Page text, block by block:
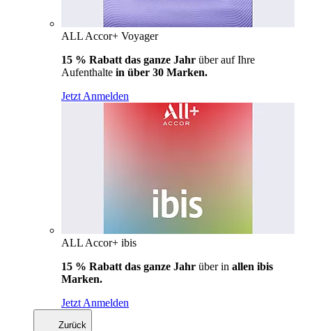
ALL Accor+ Voyager
15 % Rabatt das ganze Jahr über auf Ihre
Aufenthalte in über 30 Marken.
Jetzt Anmelden
ALL Accor+ ibis
15 % Rabatt das ganze Jahr über in allen ibis
Marken.
Jetzt Anmelden
Zurück